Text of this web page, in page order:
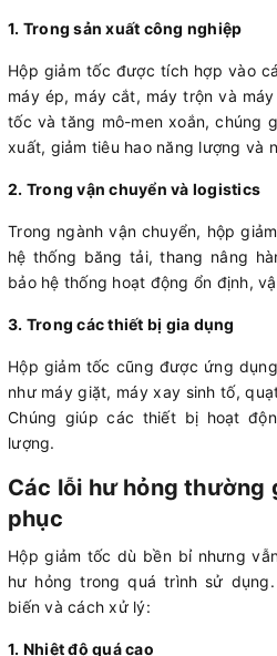
1. Trong sản xuất công nghiệp
Hộp giảm tốc được tích hợp vào
máy ép, máy cắt, máy trộn và
tốc và tăng mô-men xoắn, chúng
xuất, giảm tiêu hao năng lượng và
2. Trong vận chuyển và logistics
Trong ngành vận chuyển, hộp
hệ thống băng tải, thang nâng
bảo hệ thống hoạt động ổn định,
3. Trong các thiết bị gia dụng
Hộp giảm tốc cũng được ứng
như máy giặt, máy xay sinh tố,
Chúng giúp các thiết bị hoạt
lượng.
Các lỗi hư hỏng thường
phục
Hộp giảm tốc dù bền bỉ nhưng
hư hỏng trong quá trình sử
biến và cách xử lý:
1. Nhiệt độ quá cao